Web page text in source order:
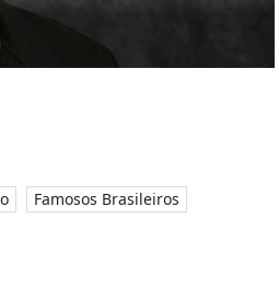
Famosos Brasileiros